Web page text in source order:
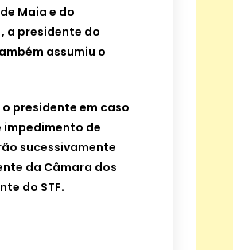
Maia e do
a presidente do
assumiu o
presidente em caso
impedimento de
sucessivamente
da Câmara dos
do STF.